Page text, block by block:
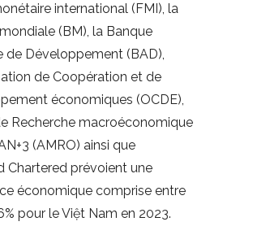
international (FMI), la
(BM), la Banque
de Développement (BAD),
de Coopération et de
économiques (OCDE),
Recherche macroéconomique
(AMRO) ainsi que
Chartered prévoient une
économique comprise entre
pour le Việt Nam en 2023.